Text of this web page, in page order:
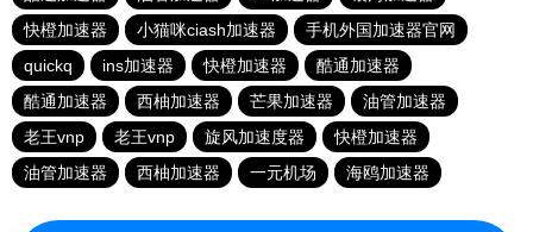
快橙加速器
小猫咪ciash加速器
手机外国加速器官网
quickq
ins加速器 快橙加速器
酷通加速器
酷通加速器
西柚加速器 芒果加速器
油管加速器
老王vnp
老王vnp 旋风加速度器
快橙加速器
油管加速器
西柚加速器 一元机场 海鸥加速器